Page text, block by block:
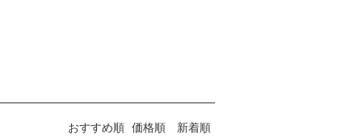
おすすめ順 価格順 新着順